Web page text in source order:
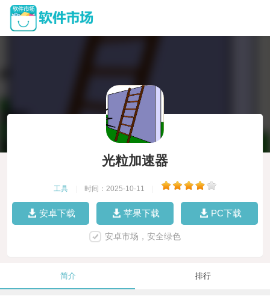
光粒加速器
工具 时间：2025-10-11
安卓下载 苹果下载 PC下载
安卓市场，安全绿色
简介 排行